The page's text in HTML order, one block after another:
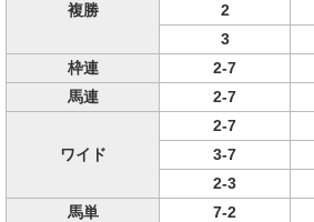
複勝
2
3
枠連
2-7
馬連
2-7
ワイド
2-7
3-7
2-3
馬単
7-2